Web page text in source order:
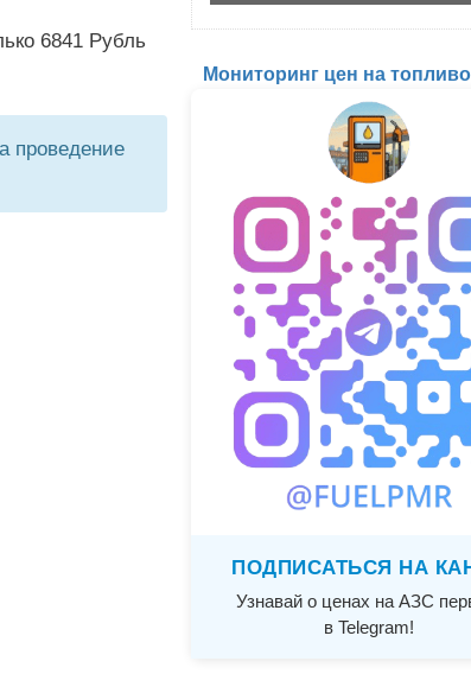
6841 Рубль
проведение
Мониторинг цен на
ПОДПИСАТЬСЯ НА
Узнавай о ценах на АЗС
в Telegram!